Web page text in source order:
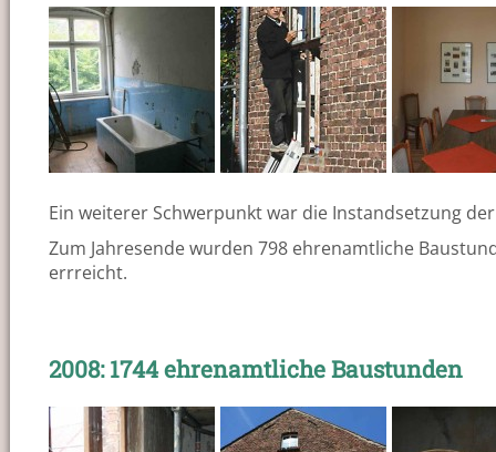
Ein weiterer Schwerpunkt war die Instandsetzung
Zum Jahresende wurden 798 ehrenamtliche
errreicht.
2008: 1744 ehrenamtliche Baustunden